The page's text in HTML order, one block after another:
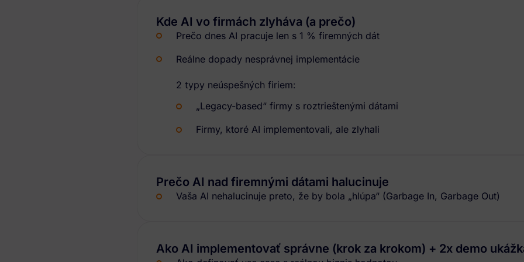
Kde AI vo firmách zlyháva (a prečo)
Prečo dnes AI pracuje len s 1 % firemných dát
Reálne dopady nesprávnej implementácie
2 typy neúspešných firiem:
„Legacy-based“ firmy s roztrieštenými dátami
Firmy, ktoré AI implementovali, ale zlyhali
Prečo AI nad firemnými dátami halucinuje
Vaša AI nehalucinuje preto, že by bola „hlúpa“ (Garbage In, Garbage Out)
Ako AI implementovať správne (krok za krokom) + 2x demo